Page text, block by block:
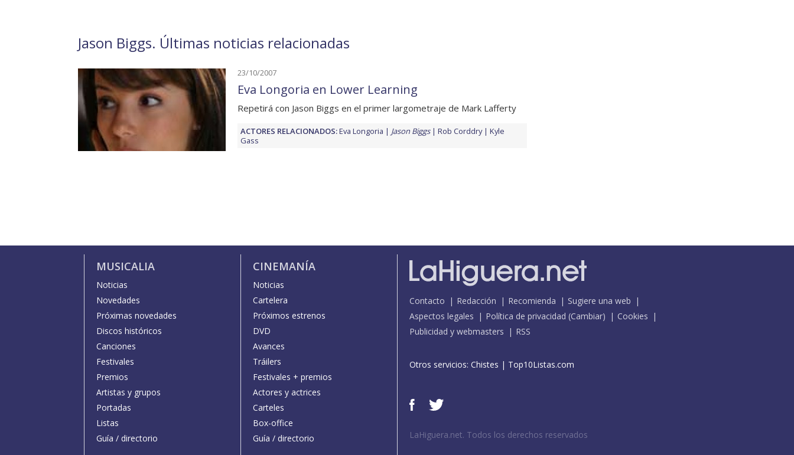
Jason Biggs. Últimas noticias relacionadas
23/10/2007
Eva Longoria en Lower Learning
Repetirá con Jason Biggs en el primer largometraje de Mark Lafferty
ACTORES RELACIONADOS:Eva Longoria Jason Biggs Rob Corddry
Kyle
Gass
MUSICALIA
Noticias
Novedades
Próximas novedades
Discos históricos
Canciones
Festivales
Premios
Artistas y grupos
Portadas
Listas
Guía / directorio
CINEMANÍA
Noticias
Cartelera
Próximos estrenos
DVD
Avances
Tráilers
Festivales + premios
Actores y actrices
Carteles
Box-office
Guía / directorio
Contacto Redacción Recomienda
Sugiere una web
Aspectos legales
Política de privacidad (Cambiar)
Cookies
Publicidad y webmasters
RSS
Otros servicios: Chistes | Top10Listas.com
LaHiguera.net. Todos los derechos reservados